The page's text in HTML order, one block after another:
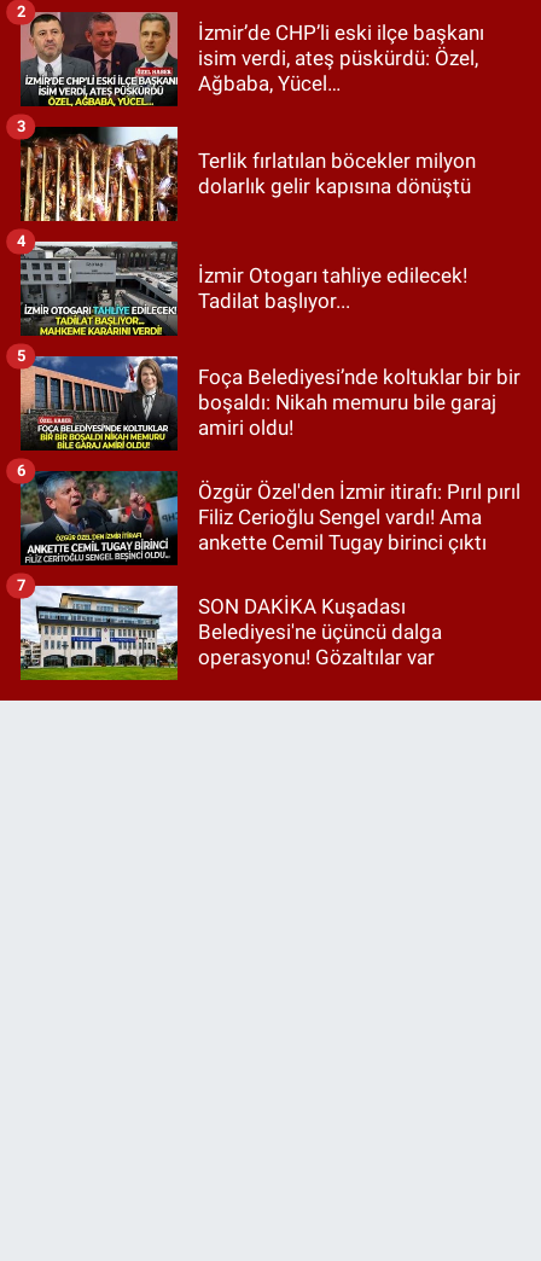
İzmir’de CHP’li eski ilçe başkanı
isim verdi, ateş püskürdü: Özel,
Ağbaba, Yücel…
2
Terlik fırlatılan böcekler milyon
dolarlık gelir kapısına dönüştü
3
İzmir Otogarı tahliye edilecek!
Tadilat başlıyor...
4
Foça Belediyesi’nde koltuklar bir bir
boşaldı: Nikah memuru bile garaj
amiri oldu!
5
Özgür Özel'den İzmir itirafı: Pırıl pırıl
Filiz Cerioğlu Sengel vardı! Ama
ankette Cemil Tugay birinci çıktı
6
SON DAKİKA Kuşadası
Belediyesi'ne üçüncü dalga
operasyonu! Gözaltılar var
7